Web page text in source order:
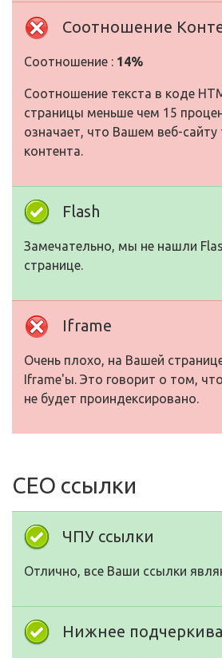
Соотношение
Соотношение : 14%
Соотношение текста в коде
страницы меньше чем 15
означает, что Вашем веб-сайту
контента.
Flash
Замечательно, мы не нашли
странице.
Iframe
Очень плохо, на Вашей
Iframe'ы. Это говорит о том,
не будет проиндексировано.
СЕО ссылки
ЧПУ ссылки
Отлично, все Ваши ссылки
Нижнее